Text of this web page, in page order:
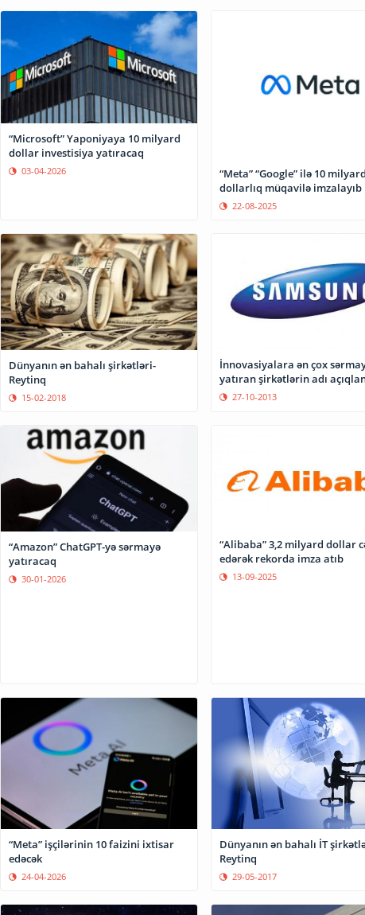
“Microsoft” Yaponiyaya 10 milyard
dollar investisiya yatıracaq
03-04-2026
“Meta” “Google” ilə 10 milyard
dollarlıq müqavilə imzalayıb
22-08-2025
Dünyanın ən bahalı şirkətləri-
Reytinq
15-02-2018
İnnovasiyalara ən çox
yatıran şirkətlərin adı
27-10-2013
“Amazon” ChatGPT-yə sərmayə
yatıracaq
30-01-2026
“Alibaba” 3,2 milyard dollar
edərək rekorda imza atıb
13-09-2025
“Meta” işçilərinin 10 faizini ixtisar
edəcək
24-04-2026
Dünyanın ən bahalı İT
Reytinq
29-05-2017